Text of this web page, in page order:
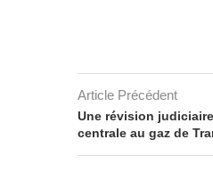
Article Précédent
Une révision
centrale au gaz de